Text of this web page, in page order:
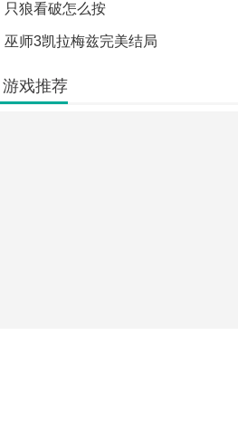
只狼看破怎么按
巫师3凯拉梅兹完美结局
游戏推荐